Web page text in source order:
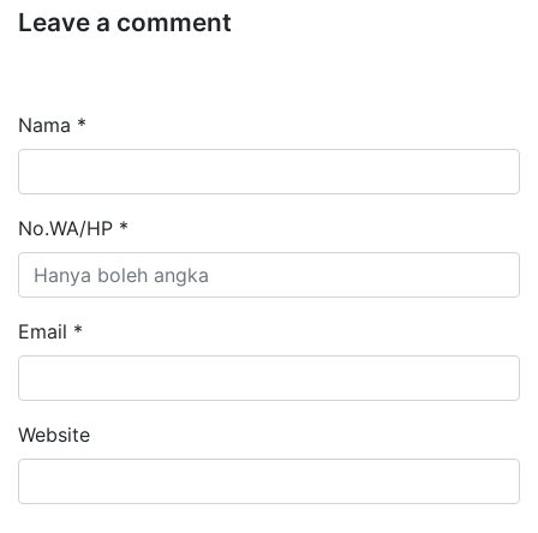
Leave a comment
Nama *
No.WA/HP *
Email *
Website